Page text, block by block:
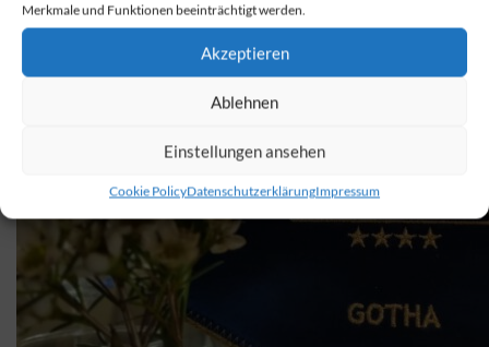
Merkmale und Funktionen beeinträchtigt werden.
Akzeptieren
Ablehnen
Einstellungen ansehen
Cookie PolicyDatenschutzerklärungImpressum